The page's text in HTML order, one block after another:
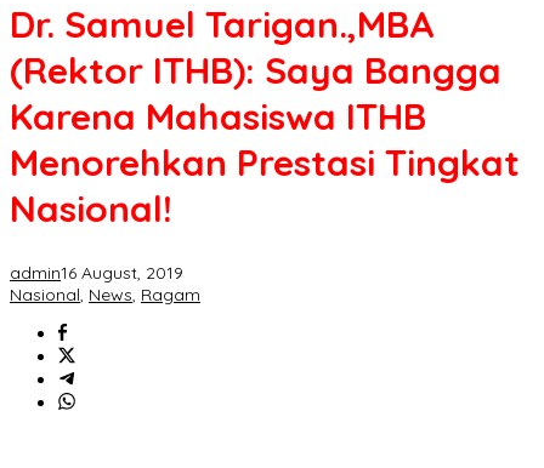
Dr. Samuel Tarigan.,MBA
(Rektor ITHB): Saya Bangga
Karena Mahasiswa ITHB
Menorehkan Prestasi Tingkat
Nasional!
admin16 August, 2019
Nasional, News, Ragam